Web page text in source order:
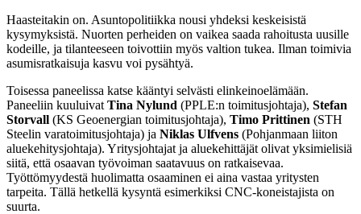
Haasteitakin on. Asuntopolitiikka nousi yhdeksi keskeisistä
kysymyksistä. Nuorten perheiden on vaikea saada rahoitusta uusille
kodeille, ja tilanteeseen toivottiin myös valtion tukea. Ilman toimivia
asumisratkaisuja kasvu voi pysähtyä.
Toisessa paneelissa katse kääntyi selvästi elinkeinoelämään.
Paneeliin kuuluivat Tina Nylund (PPLE:n toimitusjohtaja), Stefan
Storvall (KS Geoenergian toimitusjohtaja), Timo Prittinen (STH
Steelin varatoimitusjohtaja) ja Niklas Ulfvens (Pohjanmaan liiton
aluekehitysjohtaja). Yritysjohtajat ja aluekehittäjät olivat yksimielisiä
siitä, että osaavan työvoiman saatavuus on ratkaisevaa.
Työttömyydestä huolimatta osaaminen ei aina vastaa yritysten
tarpeita. Tällä hetkellä kysyntä esimerkiksi CNC-koneistajista on
suurta.